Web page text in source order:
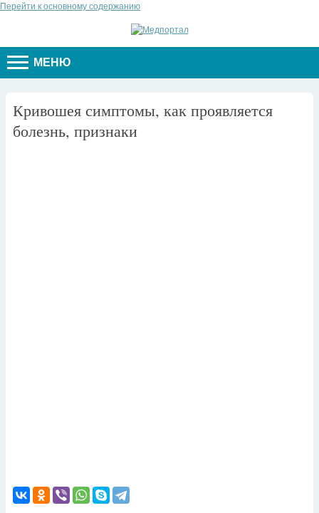
Перейти к основному содержанию
МЕНЮ
Кривошея симптомы, как проявляется
болезнь, признаки